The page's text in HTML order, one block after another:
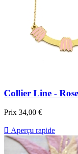
Collier Line - Rose
Prix 34,00 €
 Aperçu rapide